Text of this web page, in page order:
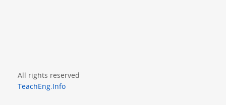
All rights reserved
TeachEng.Info